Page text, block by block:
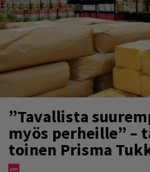
”Tavallista
myös perheille” –
toinen Prisma